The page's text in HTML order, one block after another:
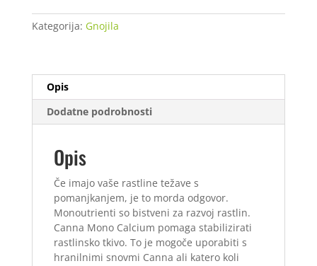
L
količina
Kategorija: Gnojila
Opis
Dodatne podrobnosti
Opis
Če imajo vaše rastline težave s
pomanjkanjem, je to morda odgovor.
Monoutrienti so bistveni za razvoj rastlin.
Canna Mono Calcium pomaga stabilizirati
rastlinsko tkivo. To je mogoče uporabiti s
hranilnimi snovmi Canna ali katero koli